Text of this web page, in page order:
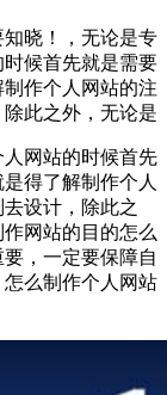
晓！，无论是专
候首先就是需要
作个人网站的注
此之外，无论是
网站的时候首先
得了解制作个人
设计，除此之
网站的目的怎么
，一定要保障自
么制作个人网站